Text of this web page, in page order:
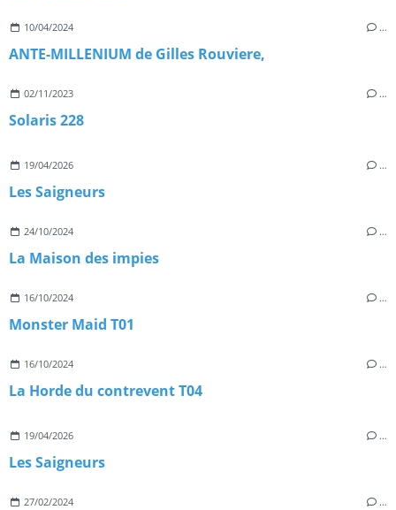
10/04/2024 …
ANTE-MILLENIUM de Gilles Rouviere,
02/11/2023 …
Solaris 228
19/04/2026 …
Les Saigneurs
24/10/2024 …
La Maison des impies
16/10/2024 …
Monster Maid T01
16/10/2024 …
La Horde du contrevent T04
19/04/2026 …
Les Saigneurs
27/02/2024 …